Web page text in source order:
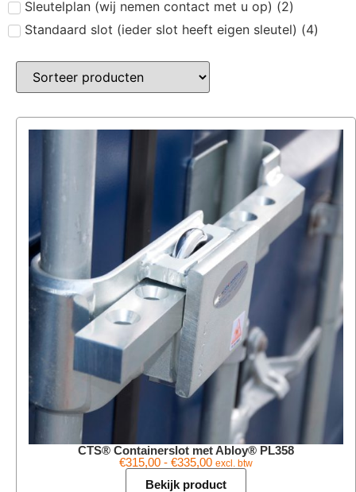
Sleutelplan (wij nemen contact met u op) (2)
Standaard slot (ieder slot heeft eigen sleutel) (4)
CTS® Containerslot met Abloy® PL358
€315,00 - €335,00 excl. btw
Bekijk product